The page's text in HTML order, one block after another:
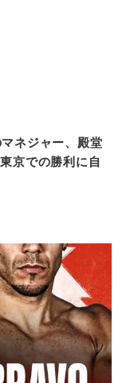
ネジャー、殿堂
京での勝利に自